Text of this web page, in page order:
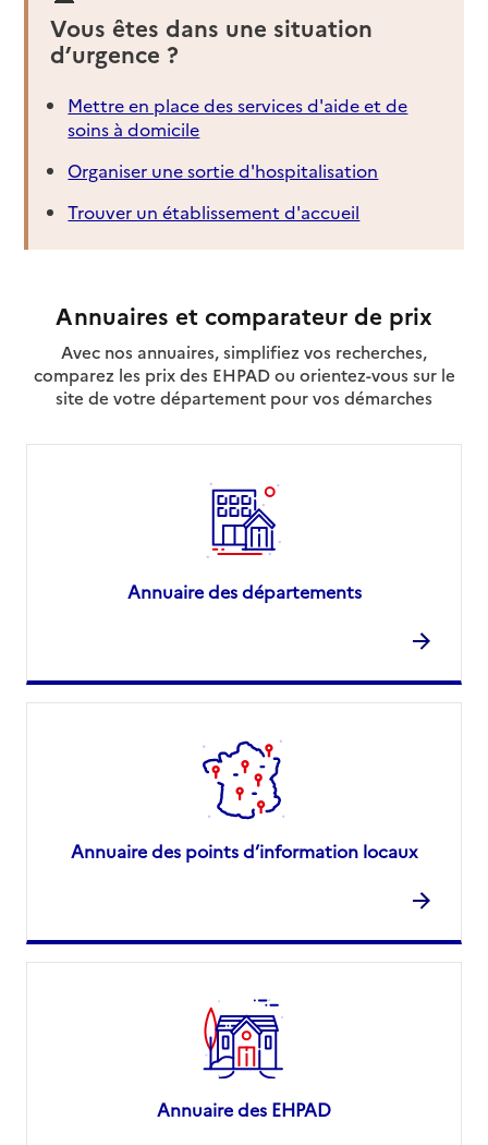
Vous êtes dans une situation
d’urgence ?
Mettre en place des services d'aide et de
soins à domicile
Organiser une sortie d'hospitalisation
Trouver un établissement d'accueil
Annuaires et comparateur de prix
Avec nos annuaires, simplifiez vos recherches,
comparez les prix des EHPAD ou orientez-vous sur le
site de votre département pour vos démarches
Annuaire des départements
Annuaire des points d’information locaux
Annuaire des EHPAD